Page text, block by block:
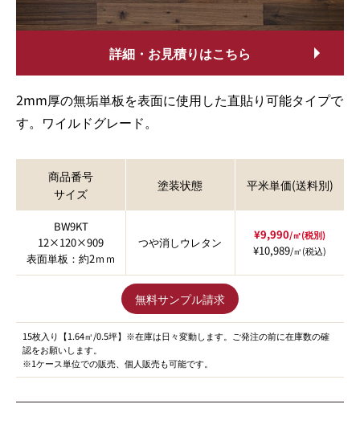
詳細・お見積りはこちら
2mm厚の無垢単板を表面に使用した直貼り可能タイプで
す。ワイルドグレード。
商品番号
サイズ
塗装状態 平米単価(送料別)
BW9KT
12×120×909
表面単板：約2ｍｍ
つや消しウレタン
¥9,990/㎡(税別)
¥10,989/㎡(税込)
無料サンプル請求
15枚入り【1.64㎡/0.5坪】※在庫は日々変動します。ご発注の前に在庫数の確
認をお願いします。
※1ケース単位での販売、個人販売も可能です。